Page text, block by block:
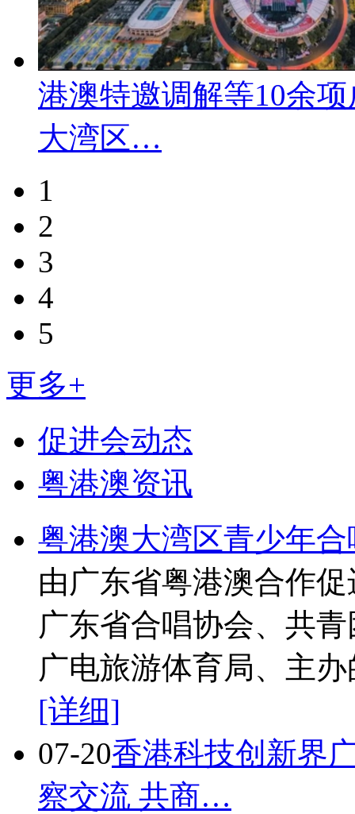
港澳特邀调解等10余
大湾区…
1
2
3
4
5
更多+
促进会动态
粤港澳资讯
粤港澳大湾区青少年
由广东省粤港澳合作
广东省合唱协会、共
广电旅游体育局、主
[详细]
07-20香港科技创新界
察交流 共商…